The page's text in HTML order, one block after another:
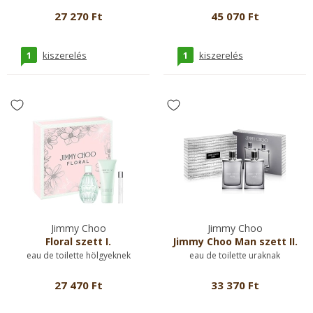
27 270 Ft
1 kiszerelés
45 070 Ft
1 kiszerelés
Jimmy Choo
Floral szett I.
eau de toilette hölgyeknek
27 470 Ft
Jimmy Choo
Jimmy Choo Man szett II.
eau de toilette uraknak
33 370 Ft